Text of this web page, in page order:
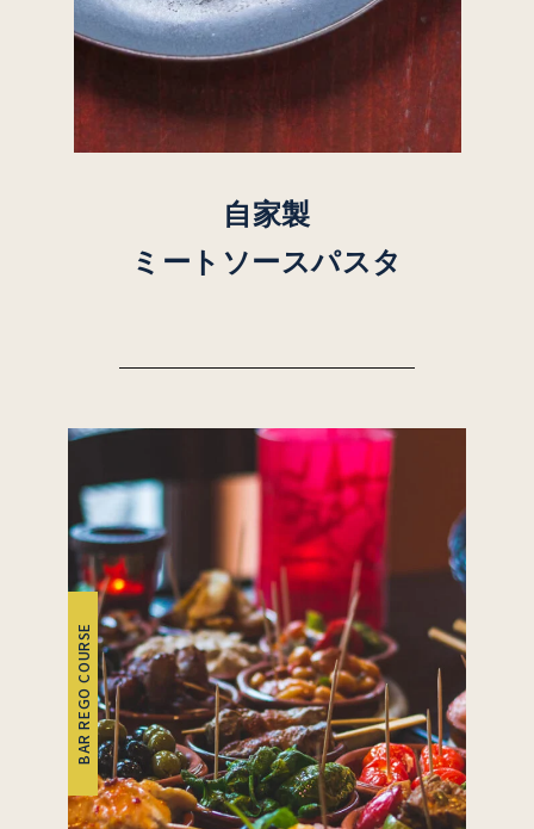
自家製
ミートソースパスタ
BAR REGO COURSE